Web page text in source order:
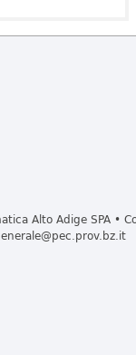
Alto Adige SPA •